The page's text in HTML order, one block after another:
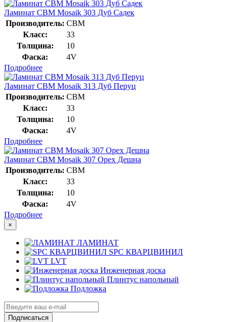
Ламинат CBM Mosaik 303 Дуб Садек
Производитель: CBM
Класс:
33
Толщина:
10
Фаска:
4V
Подробнее
Ламинат CBM Mosaik 313 Дуб Перуц
Производитель: CBM
Класс:
33
Толщина:
10
Фаска:
4V
Подробнее
Ламинат CBM Mosaik 307 Орех Дешна
Производитель: CBM
Класс:
33
Толщина:
10
Фаска:
4V
Подробнее
×
ЛАМИНАТ
SPC КВАРЦВИНИЛ
LVT
Инженерная доска
Плинтус напольный
Подложка
Подписаться